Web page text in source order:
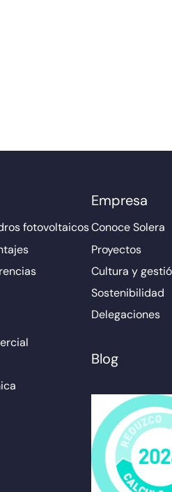
fotovoltaicos
Empresa
Conoce Solera
Proyectos
Cultura y
Sostenibilidad
Delegaciones
Blog